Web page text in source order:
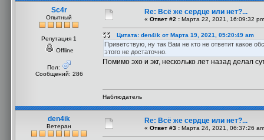
Sc4r
Опытный
Репутация 1
Offline
Пол:
Сообщений: 286
Re: Всё же сердце или нет?...
« Ответ #2 : Марта 22, 2021, 16:09:32
Цитата: den4ik от Марта 19, 2021, 05:20:49 am
Приветствую, ну так Вам не кто не ответит какое
этого не достаточно.
Помимо эхо и экг, несколько лет назад делал
Наблюдатель
den4ik
Ветеран
Re: Всё же сердце или нет?...
« Ответ #3 : Марта 24, 2021, 06:37:26